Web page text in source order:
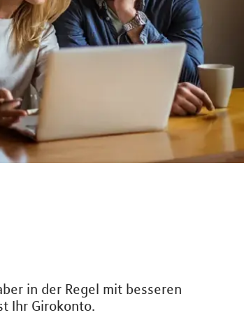
in der Regel mit besseren
Ihr Girokonto.